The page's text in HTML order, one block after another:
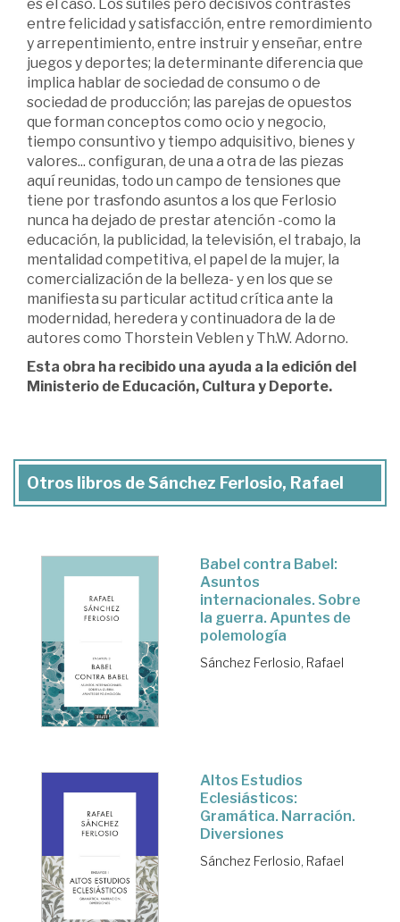
es el caso. Los sutiles pero decisivos contrastes
entre felicidad y satisfacción, entre remordimiento
y arrepentimiento, entre instruir y enseñar, entre
juegos y deportes; la determinante diferencia que
implica hablar de sociedad de consumo o de
sociedad de producción; las parejas de opuestos
que forman conceptos como ocio y negocio,
tiempo consuntivo y tiempo adquisitivo, bienes y
valores... configuran, de una a otra de las piezas
aquí reunidas, todo un campo de tensiones que
tiene por trasfondo asuntos a los que Ferlosio
nunca ha dejado de prestar atención -como la
educación, la publicidad, la televisión, el trabajo, la
mentalidad competitiva, el papel de la mujer, la
comercialización de la belleza- y en los que se
manifiesta su particular actitud crítica ante la
modernidad, heredera y continuadora de la de
autores como Thorstein Veblen y Th.W. Adorno.
Esta obra ha recibido una ayuda a la edición del
Ministerio de Educación, Cultura y Deporte.
Otros libros de Sánchez Ferlosio, Rafael
Babel contra Babel:
Asuntos
internacionales. Sobre
la guerra. Apuntes de
polemología
Sánchez Ferlosio, Rafael
Altos Estudios
Eclesiásticos:
Gramática. Narración.
Diversiones
Sánchez Ferlosio, Rafael